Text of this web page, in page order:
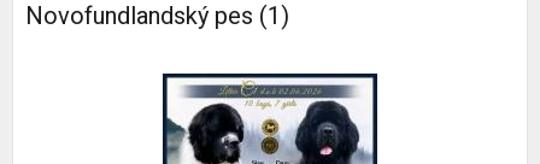
Novofundlandský pes (1)